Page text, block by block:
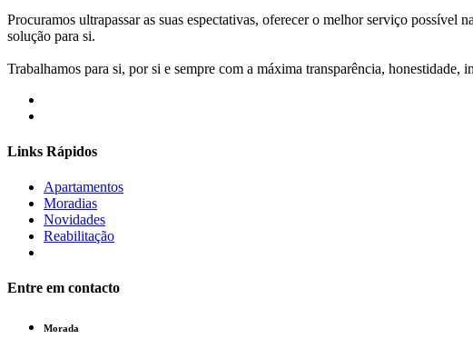
Procuramos ultrapassar as suas espectativas, oferecer o melhor serviço possível
solução para si.
Trabalhamos para si, por si e sempre com a máxima transparência, honestidade,
Links Rápidos
Apartamentos
Moradias
Novidades
Reabilitação
Entre em contacto
Morada